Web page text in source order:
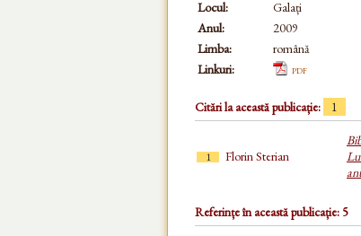
Locul:
Galați
Anul:
2009
Limba:
română
Linkuri:
pdf
Citări la această publicație: 1
1 Florin Sterian
Referințe în această publicație: 5